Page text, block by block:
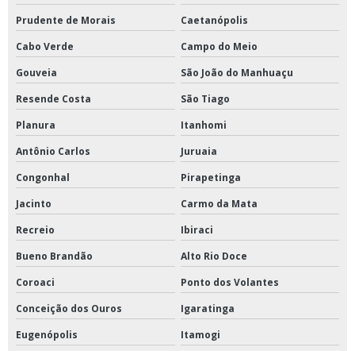
Prudente de Morais
Caetanópolis
Cabo Verde
Campo do Meio
Gouveia
São João do Manhuaçu
Resende Costa
São Tiago
Planura
Itanhomi
Antônio Carlos
Juruaia
Congonhal
Pirapetinga
Jacinto
Carmo da Mata
Recreio
Ibiraci
Bueno Brandão
Alto Rio Doce
Coroaci
Ponto dos Volantes
Conceição dos Ouros
Igaratinga
Eugenópolis
Itamogi